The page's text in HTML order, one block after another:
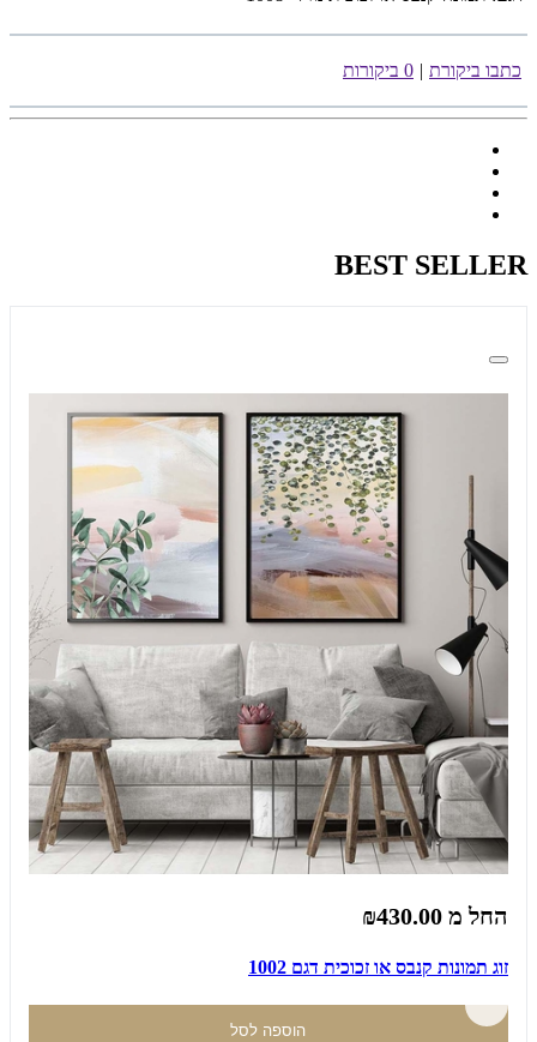
כתבו ביקורת | 0 ביקורות
BEST SELLER
החל מ ₪430.00
זוג תמונות קנבס או זכוכית דגם 1002
הוספה לסל